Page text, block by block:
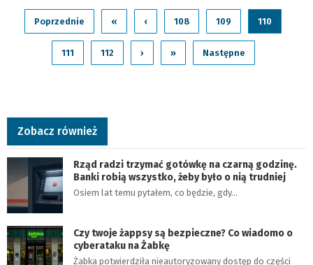
Poprzednie « ‹ 108 109 110
111 112 › » Następne
Zobacz również
Rząd radzi trzymać gotówkę na czarną godzinę.
Banki robią wszystko, żeby było o nią trudniej
Osiem lat temu pytałem, co będzie, gdy…
Czy twoje żappsy są bezpieczne? Co wiadomo o
cyberataku na Żabkę
Żabka potwierdziła nieautoryzowany dostęp do części